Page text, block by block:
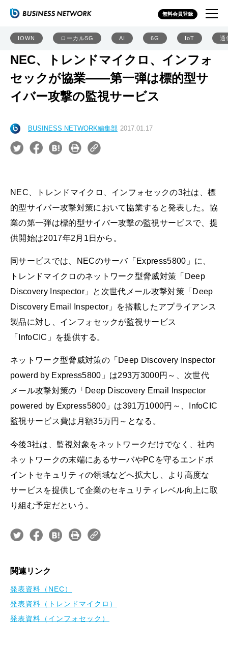
無料会員登録
IOWN ローカル5G AI 6G IoT 通
NEC、トレンドマイクロ、インフォ
セックが協業――第一弾は標的型サ
イバー攻撃の監視サービス
BUSINESS NETWORK編集部 2017.01.17
NEC、トレンドマイクロ、インフォセックの3社は、標
的型サイバー攻撃対策において協業すると発表した。協
業の第一弾は標的型サイバー攻撃の監視サービスで、提
供開始は2017年2月1日から。
同サービスでは、NECのサーバ「Express5800」に、
トレンドマイクロのネットワーク型脅威対策「Deep
Discovery Inspector」と次世代メール攻撃対策「Deep
Discovery Email Inspector」を搭載したアプライアンス
製品に対し、インフォセックが監視サービス
「InfoCIC」を提供する。
ネットワーク型脅威対策の「Deep Discovery Inspector
powerd by Express5800」は293万3000円～、次世代
メール攻撃対策の「Deep Discovery Email Inspector
powered by Express5800」は391万1000円～、InfoCIC
監視サービス費は月額35万円～となる。
今後3社は、監視対象をネットワークだけでなく、社内
ネットワークの末端にあるサーバやPCを守るエンドポ
イントセキュリティの領域などへ拡大し、より高度な
サービスを提供して企業のセキュリティレベル向上に取
り組む予定だという。
関連リンク
発表資料（NEC）
発表資料（トレンドマイクロ）
発表資料（インフォセック）